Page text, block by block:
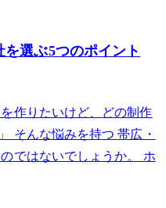
選ぶ5つのポイント
作りたいけど、どの制作
そんな悩みを持つ 帯広・
ではないでしょうか。 ホ